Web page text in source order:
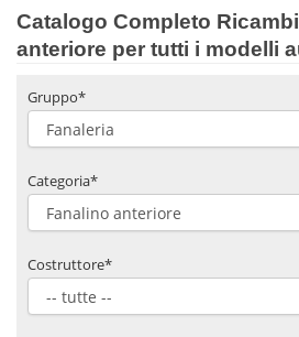
Catalogo Completo
anteriore per tutti i modelli
Gruppo*
Categoria*
Costruttore*